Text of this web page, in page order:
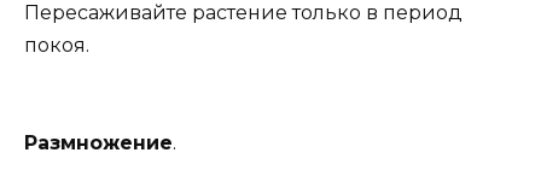
Пересаживайте растение только в период
покоя.
Размножение.